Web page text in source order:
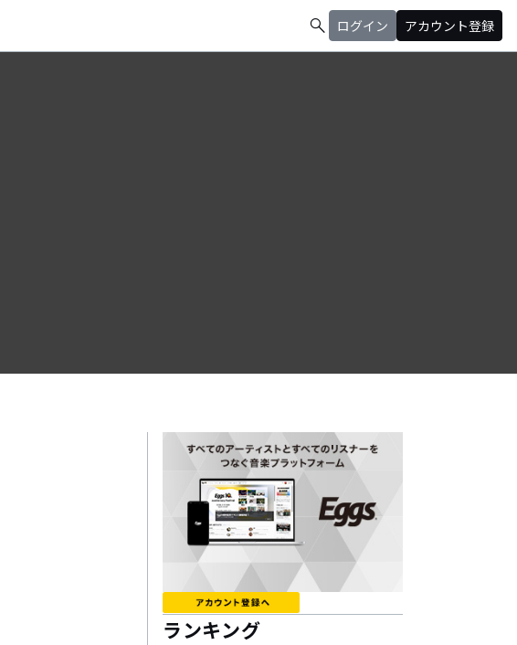
search ログイン アカウント登録
ランキング